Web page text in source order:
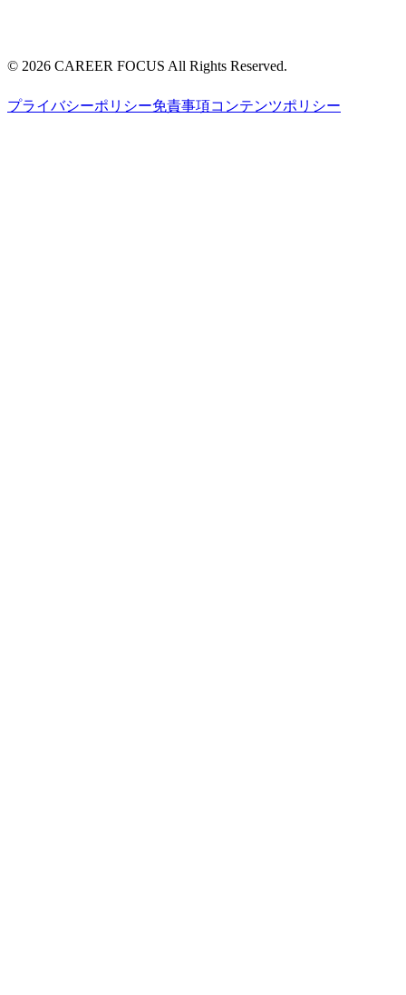
© 2026 CAREER FOCUS All Rights Reserved.
プライバシーポリシー免責事項コンテンツポリシー